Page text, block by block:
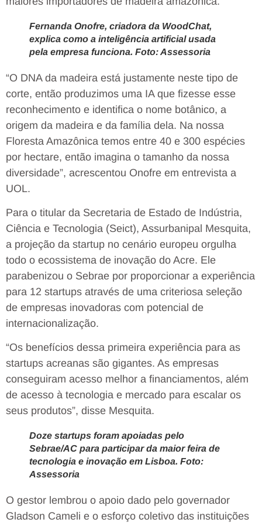
Fernanda Onofre, criadora da WoodChat,
explica como a inteligência artificial usada
pela empresa funciona. Foto: Assessoria
“O DNA da madeira está justamente neste tipo de
corte, então produzimos uma IA que fizesse esse
reconhecimento e identifica o nome botânico, a
origem da madeira e da família dela. Na nossa
Floresta Amazônica temos entre 40 e 300 espécies
por hectare, então imagina o tamanho da nossa
diversidade”, acrescentou Onofre em entrevista a
UOL.
Para o titular da Secretaria de Estado de Indústria,
Ciência e Tecnologia (Seict), Assurbanipal Mesquita,
a projeção da startup no cenário europeu orgulha
todo o ecossistema de inovação do Acre. Ele
parabenizou o Sebrae por proporcionar a experiência
para 12 startups através de uma criteriosa seleção
de empresas inovadoras com potencial de
internacionalização.
“Os benefícios dessa primeira experiência para as
startups acreanas são gigantes. As empresas
conseguiram acesso melhor a financiamentos, além
de acesso à tecnologia e mercado para escalar os
seus produtos”, disse Mesquita.
Doze startups foram apoiadas pelo
Sebrae/AC para participar da maior feira de
tecnologia e inovação em Lisboa. Foto:
Assessoria
O gestor lembrou o apoio dado pelo governador
Gladson Cameli e o esforço coletivo das instituições